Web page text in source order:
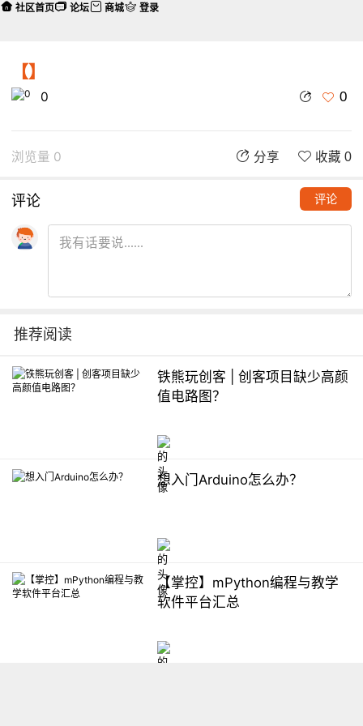
【】
0 0
浏览量 0 分享 收藏 0
评论 评论
推荐阅读
铁熊玩创客 | 创客项目缺少高颜
值电路图？
想入门Arduino怎么办？
【掌控】mPython编程与教学
软件平台汇总
社区首页 论坛 商城 登录